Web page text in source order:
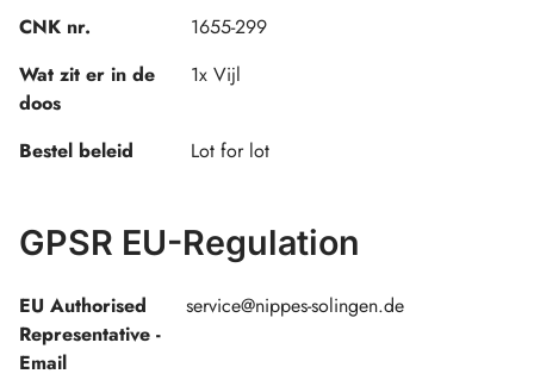
CNK nr.
1655-299
Wat zit er in de
doos
1x Vijl
Bestel beleid Lot for lot
GPSR EU-Regulation
EU Authorised
Representative -
Email
service@nippes-solingen.de